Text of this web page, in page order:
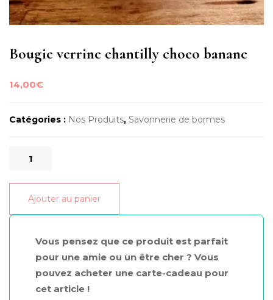
Bougie verrine chantilly choco banane
14,00€
Catégories : Nos Produits, Savonnerie de bormes
quantité
Bougie
verrine
chantilly
banane
Ajouter au panier
Vous pensez que ce produit est parfait
pour une amie ou un être cher ? Vous
pouvez acheter une carte-cadeau pour
cet article !